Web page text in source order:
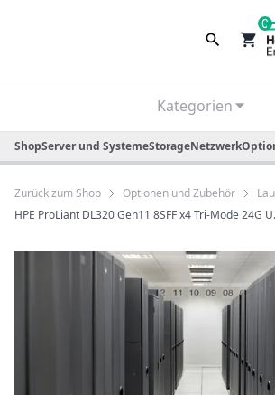
0
Kategorien
ShopServer und SystemeStorageNetzwerk
Zurück zum Shop Optionen und Zubehör
HPE ProLiant DL320 Gen11 8SFF x4 Tri-Mode 24G